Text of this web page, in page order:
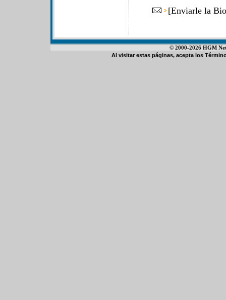
[Enviarle la
© 2000-2026 HGM
Al visitar estas páginas, acepta los